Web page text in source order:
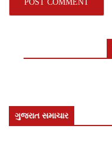
ગુજરાત સમાચાર